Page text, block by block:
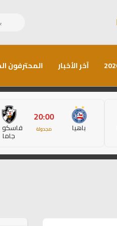
آخر الأخبار المحترفون
باهيا
20:00
مجدولة فاسكو
جاما